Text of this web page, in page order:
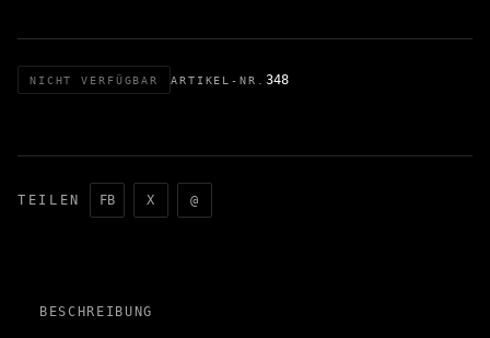
NICHT VERFÜGBAR ARTIKEL-NR. 348
TEILEN FB X @
BESCHREIBUNG